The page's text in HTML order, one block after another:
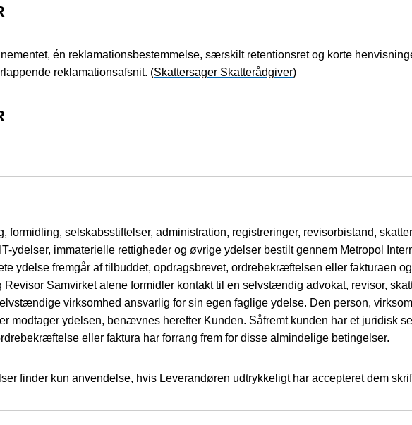
én reklamationsbestemmelse, særskilt retentionsret og korte
reklamationsafsnit. (Skattersager Skatterådgiver)
selskabsstiftelser, administration, registreringer, revisorbistand,
ydelser, immaterielle rettigheder og øvrige ydelser bestilt gennem Metropol
ydelse fremgår af tilbuddet, opdragsbrevet, ordrebekræftelsen eller fakturaen
Samvirket alene formidler kontakt til en selvstændig advokat, revisor,
virksomhed ansvarlig for sin egen faglige ydelse. Den person,
modtager ydelsen, benævnes herefter Kunden. Såfremt kunden har et juridisk
eller faktura har forrang frem for disse almindelige betingelser.
finder kun anvendelse, hvis Leverandøren udtrykkeligt har accepteret dem